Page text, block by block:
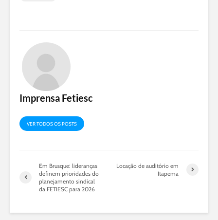
Imprensa Fetiesc
VER TODOS OS POSTS
Em Brusque: lideranças
definem prioridades do
planejamento sindical
da FETIESC para 2026
Locação de auditório em
Itapema